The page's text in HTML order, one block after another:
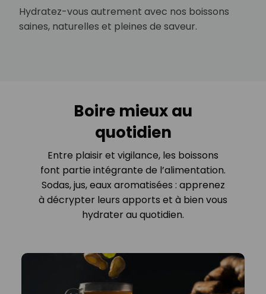
Hydratez-vous autrement avec nos boissons
saines, naturelles et pleines de saveur.
Boire mieux au
quotidien
Entre plaisir et vigilance, les boissons
font partie intégrante de l’alimentation.
Sodas, jus, eaux aromatisées : apprenez
à décrypter leurs apports et à bien vous
hydrater au quotidien.